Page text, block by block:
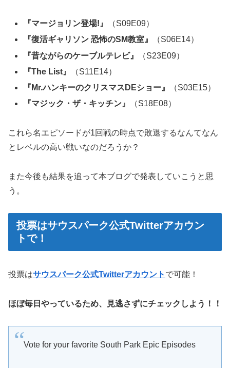
『マージョリン登場!』
（S09E09）
『復活ギャリソン 恐怖のSM教室』
（S06E14）
『昔ながらのケーブルテレビ』
（S23E09）
『The List』
（S11E14）
『Mr.ハンキーのクリスマスDEショー』
（S03E15）
『マジック・ザ・キッチン』
（S18E08）
これら名エピソードが1回戦の時点で敗退するなんてなん
とレベルの高い戦いなのだろうか？
また今後も結果を追って本ブログで発表していこうと思
う。
投票はサウスパーク公式Twitterアカウン
トで！
投票はサウスパーク公式Twitterアカウント で可能！
ほぼ毎日やっているため、見逃さずにチェックしよう！！
Vote for your favorite South Park Epic Episodes